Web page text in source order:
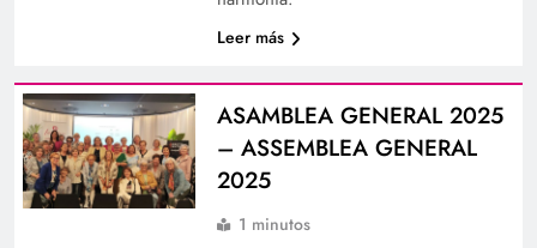
Leer más
ASAMBLEA GENERAL 2025
– ASSEMBLEA GENERAL
2025
1 minutos